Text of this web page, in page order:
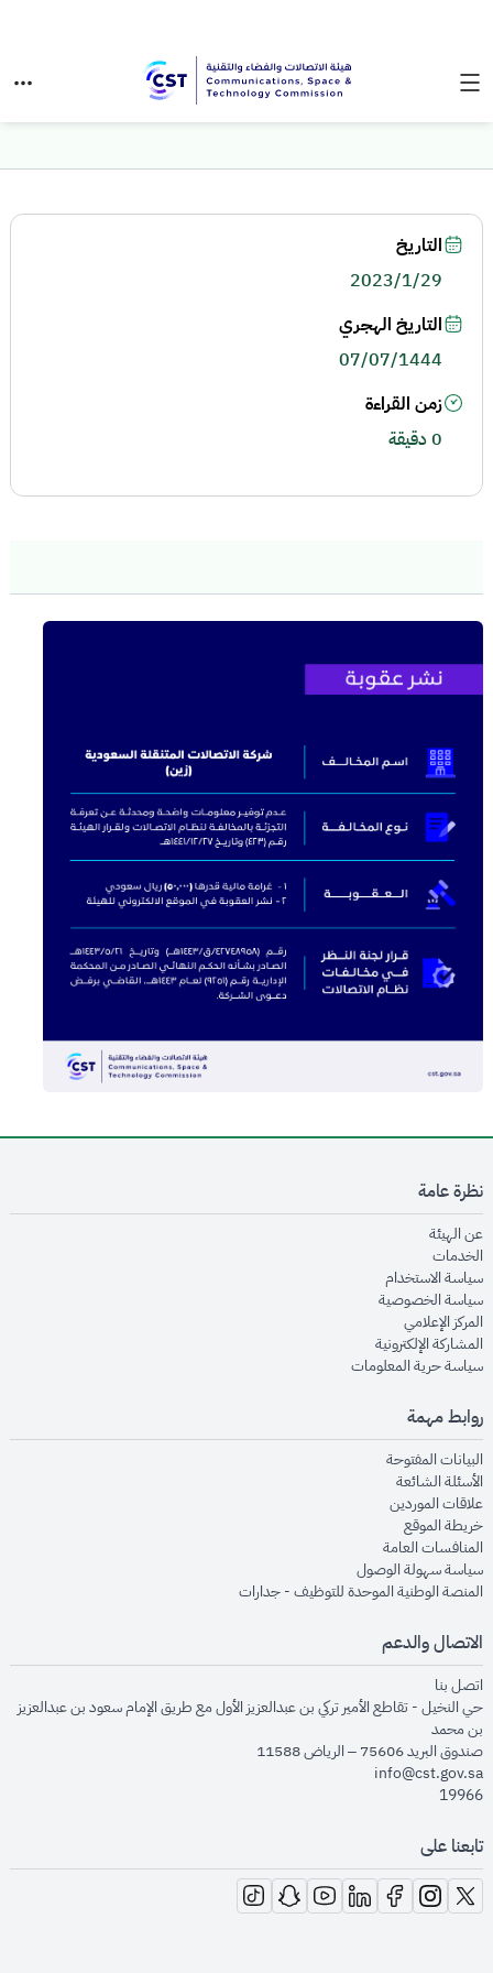
التاريخ
2023/1/29
التاريخ الهجري
07/07/1444
زمن القراءة
0 دقيقة
نظرة عامة
عن الهيئةopens in new window
الخدماتopens in new window
سياسة الاستخدام
سياسة الخصوصيةopens in new window
المركز الإعلاميopens in new window
المشاركة الإلكترونيةopens in new window
سياسة حرية المعلوماتopens in new window
روابط مهمة
البيانات المفتوحةopens in new window
الأسئلة الشائعةopens in new window
علاقات الموردينopens in new window
خريطة الموقعopens in new window
المنافسات العامةopens in new window
سياسة سهولة الوصولopens in new window
المنصة الوطنية الموحدة للتوظيف - جداراتopens in new window
الاتصال والدعم
اتصل بنا
حي النخيل - تقاطع الأمير تركي بن عبدالعزيز الأول مع طريق الإمام سعود بن عبدالعزيز
بن محمد
صندوق البريد 75606 – الرياض 11588
info@cst.gov.sa
19966
تابعنا على
opens in new window
opens in new window
opens in new window
opens in new window
opens in new window
opens in new window
opens in new window